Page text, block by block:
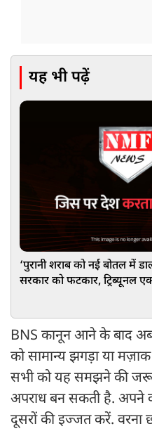
यह भी पढ़ें
‘पुरानी शराब को नई बोतल में
सरकार को फटकार, ट्रिब्यूनल
BNS कानून आने के बाद
को सामान्य झगड़ा या
सभी को यह समझने की
अपराध बन सकती है. अपने
दूसरों की इज्जत करें. वरना